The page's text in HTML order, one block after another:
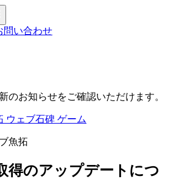
問い合わせ
のお知らせをご確認いただけます。
ウェブ石碑 ゲーム
魚拓
得のアップデートにつ